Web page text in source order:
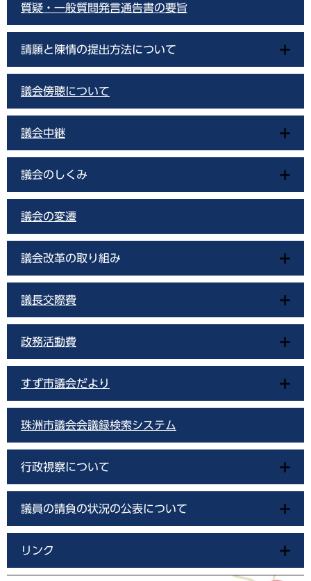
質疑・一般質問発言通告書の要旨
請願と陳情の提出方法について
議会傍聴について
議会中継
議会のしくみ
議会の変遷
議会改革の取り組み
議長交際費
政務活動費
すず市議会だより
珠洲市議会会議録検索システム
行政視察について
議員の請負の状況の公表について
リンク